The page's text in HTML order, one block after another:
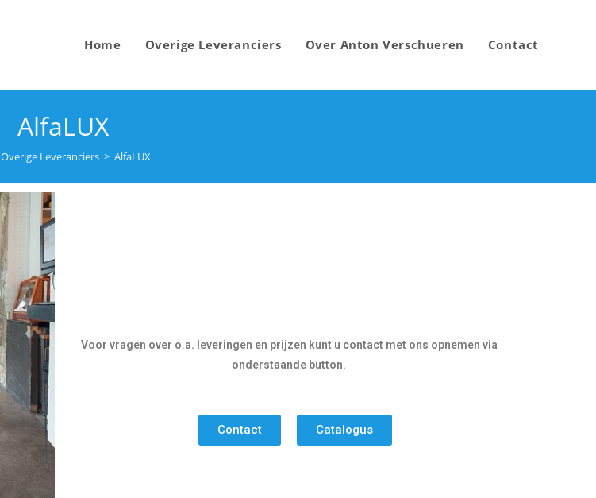
Home Overige Leveranciers Over Anton Verschueren Contact
AlfaLUX
Overige Leveranciers > AlfaLUX
Voor vragen over o.a. leveringen en prijzen kunt u contact met ons opnemen via
onderstaande button.
Contact Catalogus